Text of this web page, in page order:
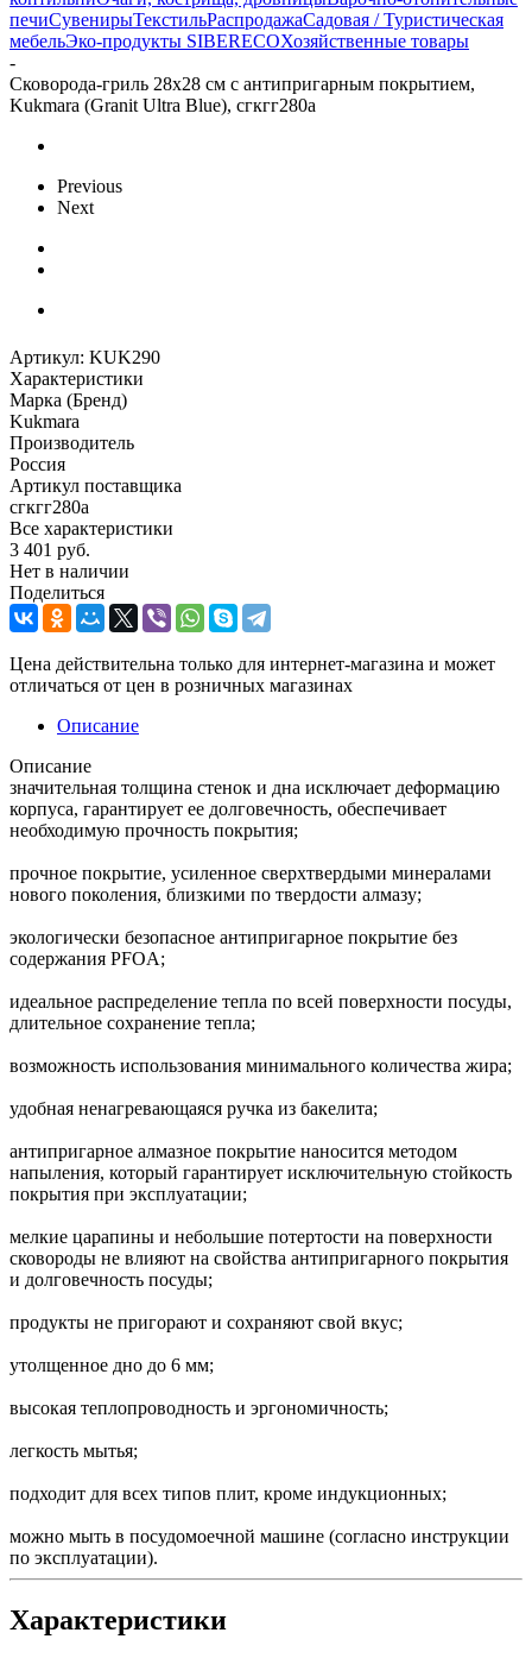
печиСувенирыТекстильРаспродажаСадовая / Туристическая
мебельЭко-продукты SIBERECOХозяйственные товары
-
Сковорода-гриль 28х28 см с антипригарным покрытием,
Kukmara (Granit Ultra Blue), сгкгг280а
Previous
Next
Артикул: KUK290
Характеристики
Марка (Бренд)
Kukmara
Производитель
Россия
Артикул поставщика
сгкгг280а
Все характеристики
3 401 руб.
Нет в наличии
Поделиться
Цена действительна только для интернет-магазина и может
отличаться от цен в розничных магазинах
Описание
Описание
значительная толщина стенок и дна исключает деформацию
корпуса, гарантирует ее долговечность, обеспечивает
необходимую прочность покрытия;
прочное покрытие, усиленное сверхтвердыми минералами
нового поколения, близкими по твердости алмазу;
экологически безопасное антипригарное покрытие без
содержания PFOA;
идеальное распределение тепла по всей поверхности посуды,
длительное сохранение тепла;
возможность использования минимального количества жира;
удобная ненагревающаяся ручка из бакелита;
антипригарное алмазное покрытие наносится методом
напыления, который гарантирует исключительную стойкость
покрытия при эксплуатации;
мелкие царапины и небольшие потертости на поверхности
сковороды не влияют на свойства антипригарного покрытия
и долговечность посуды;
продукты не пригорают и сохраняют свой вкус;
утолщенное дно до 6 мм;
высокая теплопроводность и эргономичность;
легкость мытья;
подходит для всех типов плит, кроме индукционных;
можно мыть в посудомоечной машине (согласно инструкции
по эксплуатации).
Характеристики